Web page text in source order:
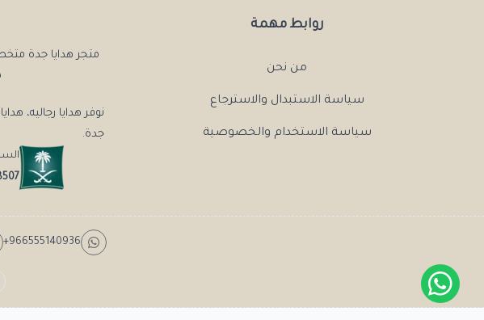
روابط مهمة
من نحن
سياسة الاستبدال والاسترجاع
سياسة الاستخدام والخصوصية
متجر هدايا جدة
نوفر هدايا رجاليه،
جدة.
+966555140936